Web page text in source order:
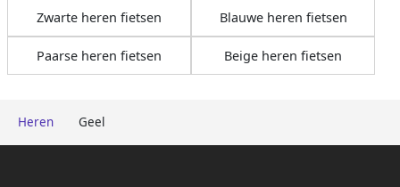
Heren Geel
Zwarte heren fietsen Blauwe heren fietsen
Paarse heren fietsen Beige heren fietsen